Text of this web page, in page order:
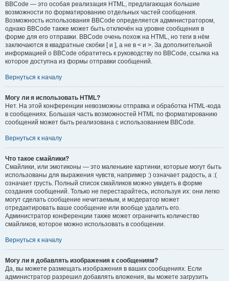
BBCode — это особая реализация HTML, предлагающая большие
возможности по форматированию отдельных частей сообщения.
Возможность использования BBCode определяется администратором,
однако BBCode также может быть отключён на уровне сообщения в
форме для его отправки. BBCode очень похож на HTML, но теги в нём
заключаются в квадратные скобки [ и ], а не в < и >. За дополнительной
информацией о BBCode обратитесь к руководству по BBCode, ссылка на
которое доступна из формы отправки сообщений.
Вернуться к началу
Могу ли я использовать HTML?
Нет. На этой конференции невозможны отправка и обработка HTML-кода
в сообщениях. Большая часть возможностей HTML по форматированию
сообщений может быть реализована с использованием BBCode.
Вернуться к началу
Что такое смайлики?
Смайлики, или эмотиконы — это маленькие картинки, которые могут быть
использованы для выражения чувств, например :) означает радость, а :(
означает грусть. Полный список смайликов можно увидеть в форме
создания сообщений. Только не перестарайтесь, используя их: они легко
могут сделать сообщение нечитаемым, и модератор может
отредактировать ваше сообщение или вообще удалить его.
Администратор конференции также может ограничить количество
смайликов, которое можно использовать в сообщении.
Вернуться к началу
Могу ли я добавлять изображения к сообщениям?
Да, вы можете размещать изображения в ваших сообщениях. Если
администратор разрешил добавлять вложения, вы можете загрузить